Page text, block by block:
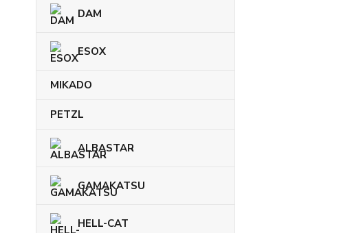
DAM
ESOX
MIKADO
PETZL
ALBASTAR
GAMAKATSU
HELL-CAT